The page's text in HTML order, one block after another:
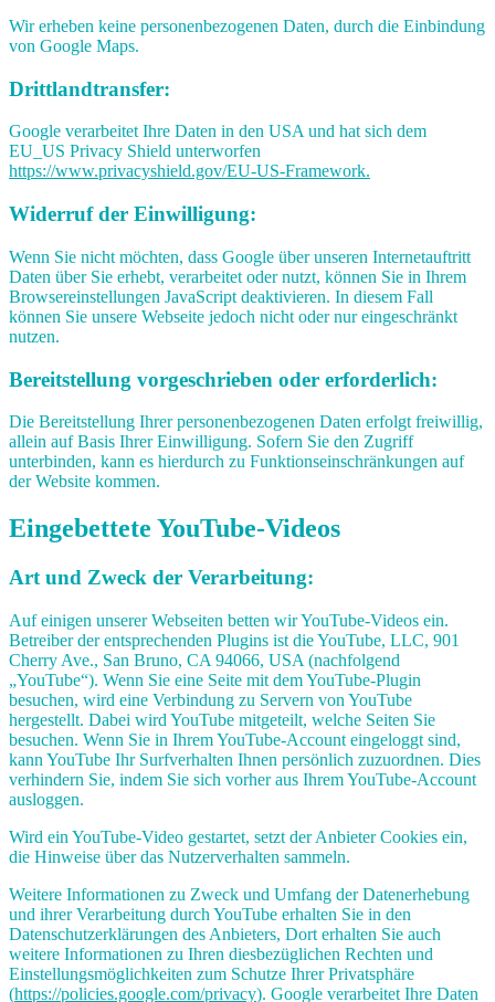
Wir erheben keine personenbezogenen Daten, durch die Einbindung
von Google Maps.
Drittlandtransfer:
Google verarbeitet Ihre Daten in den USA und hat sich dem
EU_US Privacy Shield unterworfen
https://www.privacyshield.gov/EU-US-Framework.
Widerruf der Einwilligung:
Wenn Sie nicht möchten, dass Google über unseren Internetauftritt
Daten über Sie erhebt, verarbeitet oder nutzt, können Sie in Ihrem
Browsereinstellungen JavaScript deaktivieren. In diesem Fall
können Sie unsere Webseite jedoch nicht oder nur eingeschränkt
nutzen.
Bereitstellung vorgeschrieben oder erforderlich:
Die Bereitstellung Ihrer personenbezogenen Daten erfolgt freiwillig,
allein auf Basis Ihrer Einwilligung. Sofern Sie den Zugriff
unterbinden, kann es hierdurch zu Funktionseinschränkungen auf
der Website kommen.
Eingebettete YouTube-Videos
Art und Zweck der Verarbeitung:
Auf einigen unserer Webseiten betten wir YouTube-Videos ein.
Betreiber der entsprechenden Plugins ist die YouTube, LLC, 901
Cherry Ave., San Bruno, CA 94066, USA (nachfolgend
„YouTube“). Wenn Sie eine Seite mit dem YouTube-Plugin
besuchen, wird eine Verbindung zu Servern von YouTube
hergestellt. Dabei wird YouTube mitgeteilt, welche Seiten Sie
besuchen. Wenn Sie in Ihrem YouTube-Account eingeloggt sind,
kann YouTube Ihr Surfverhalten Ihnen persönlich zuzuordnen. Dies
verhindern Sie, indem Sie sich vorher aus Ihrem YouTube-Account
ausloggen.
Wird ein YouTube-Video gestartet, setzt der Anbieter Cookies ein,
die Hinweise über das Nutzerverhalten sammeln.
Weitere Informationen zu Zweck und Umfang der Datenerhebung
und ihrer Verarbeitung durch YouTube erhalten Sie in den
Datenschutzerklärungen des Anbieters, Dort erhalten Sie auch
weitere Informationen zu Ihren diesbezüglichen Rechten und
Einstellungsmöglichkeiten zum Schutze Ihrer Privatsphäre
(https://policies.google.com/privacy). Google verarbeitet Ihre Daten